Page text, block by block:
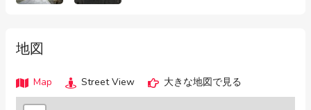
地図
Map Street View 大きな地図で見る